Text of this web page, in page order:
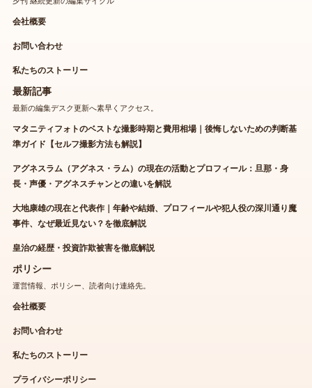
会社概要
お問い合わせ
私たちのストーリー
最新記事
最新の編集デスク更新へ素早くアクセス。
マタニティフォトのベストな撮影時期と費用相場｜後悔しないための判断基
準ガイド【セルフ撮影方法も解説】
アグネスラム（アグネス・ラム）の現在の活動とプロフィール：旦那・身
長・声優・アグネスチャンとの違いを解説
大地康雄の現在と代表作｜年齢や結婚、プロフィールや犯人役の深川通り魔
事件、なぜ最近見ない？を徹底解説
皇治の経歴・投資詐欺被害を徹底解説
ポリシー
運営情報、ポリシー、読者向け連絡先。
会社概要
お問い合わせ
私たちのストーリー
プライバシーポリシー